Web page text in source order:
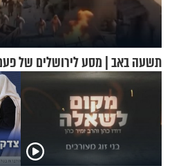
תשעה באב | מסע לירושלים של